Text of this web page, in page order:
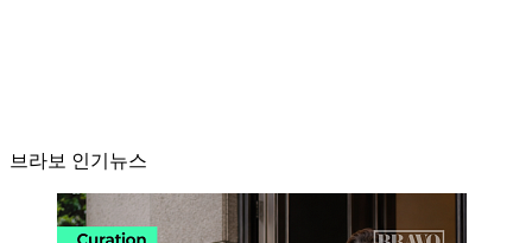
브라보 인기뉴스